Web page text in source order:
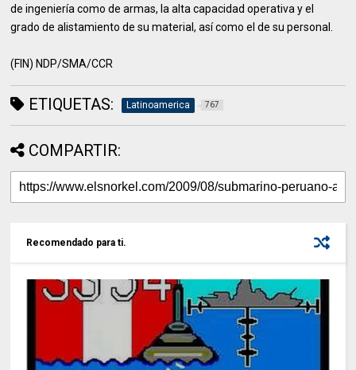
de ingeniería como de armas, la alta capacidad operativa y el
grado de alistamiento de su material, así como el de su personal.
(FIN) NDP/SMA/CCR
ETIQUETAS: Latinoamerica 767
COMPARTIR:
Recomendado para ti.